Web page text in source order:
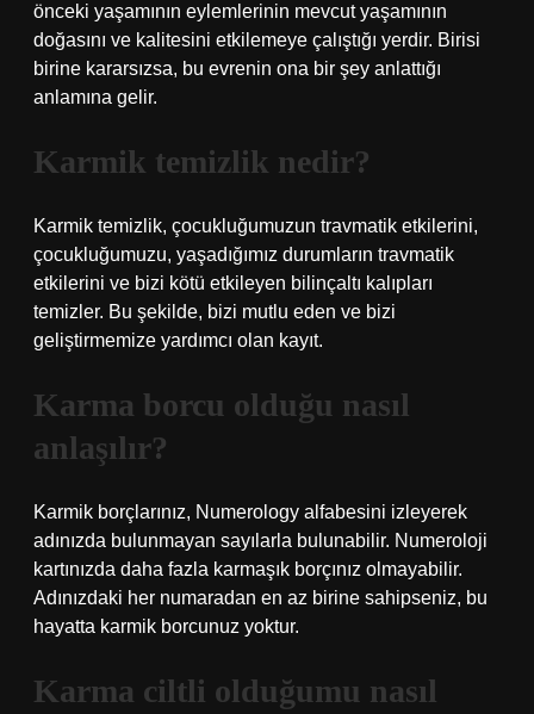
önceki yaşamının eylemlerinin mevcut yaşamının
doğasını ve kalitesini etkilemeye çalıştığı yerdir. Birisi
birine kararsızsa, bu evrenin ona bir şey anlattığı
anlamına gelir.
Karmik temizlik nedir?
Karmik temizlik, çocukluğumuzun travmatik etkilerini,
çocukluğumuzu, yaşadığımız durumların travmatik
etkilerini ve bizi kötü etkileyen bilinçaltı kalıpları
temizler. Bu şekilde, bizi mutlu eden ve bizi
geliştirmemize yardımcı olan kayıt.
Karma borcu olduğu nasıl
anlaşılır?
Karmik borçlarınız, Numerology alfabesini izleyerek
adınızda bulunmayan sayılarla bulunabilir. Numeroloji
kartınızda daha fazla karmaşık borçınız olmayabilir.
Adınızdaki her numaradan en az birine sahipseniz, bu
hayatta karmik borcunuz yoktur.
Karma ciltli olduğumu nasıl